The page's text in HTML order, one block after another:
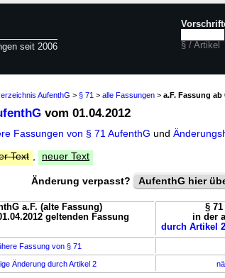
seit 2006 § / Artikel
AufenthG > § 71 > alle Fassungen > a.F. Fassung ab
vom 01.04.2012
Fassungen von § 71 AufenthG und
Text neuer Text
Änderung verpasst? AufenthG hier
a.F. (alte Fassung)
geltenden Fassung
§
in der
durch Artikel
Fassung von § 71
Änderung durch Artikel 2